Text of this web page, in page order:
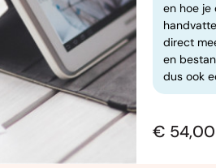
en hoe je
direct
en
dus ook
€ 54,00